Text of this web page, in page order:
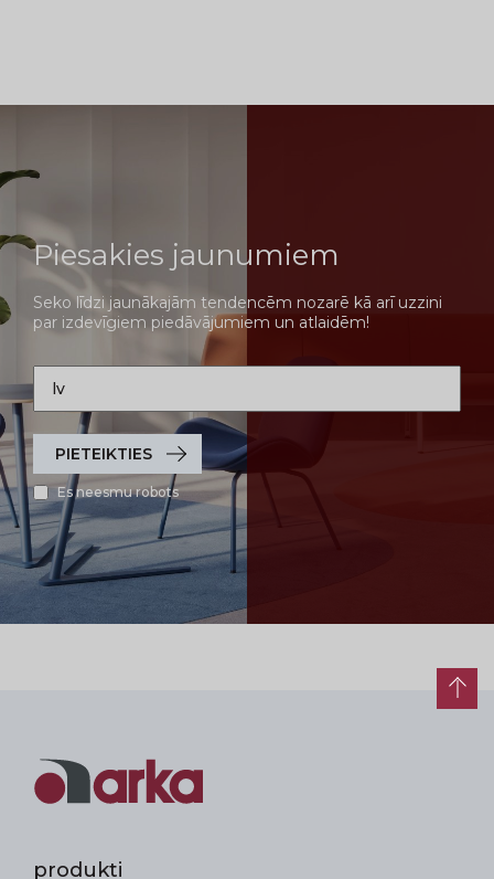
Piesakies jaunumiem
Seko līdzi jaunākajām tendencēm nozarē kā arī uzzini
par izdevīgiem piedāvājumiem un atlaidēm!
PIETEIKTIES
Es neesmu robots
produkti